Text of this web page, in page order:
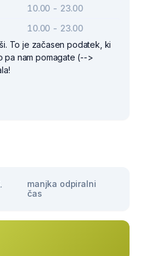
10.00 - 23.00
10.00 - 23.00
To je začasen podatek, ki
pa nam pomagate (-->
manjka odpiralni
čas